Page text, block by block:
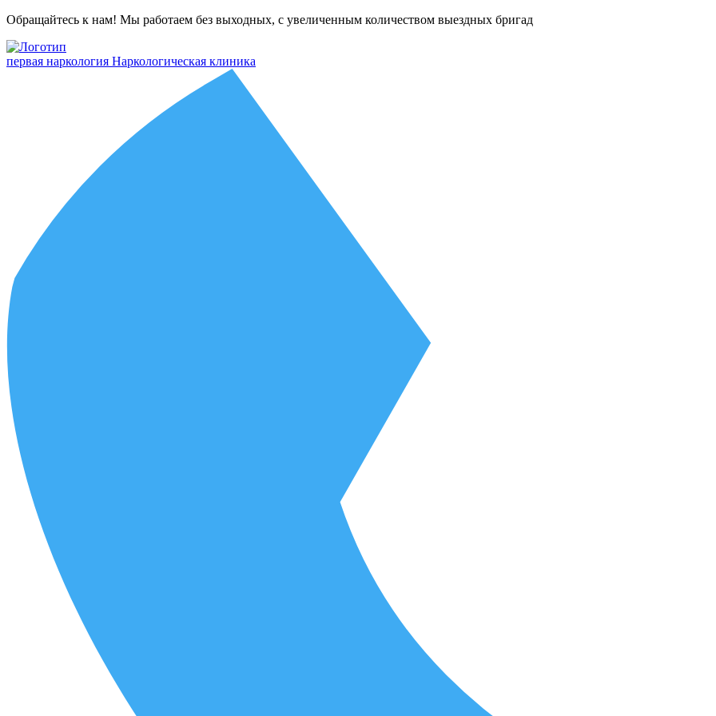
Обращайтесь к нам! Мы работаем без выходных, с увеличенным количеством выездных бригад
первая наркология Наркологическая клиника